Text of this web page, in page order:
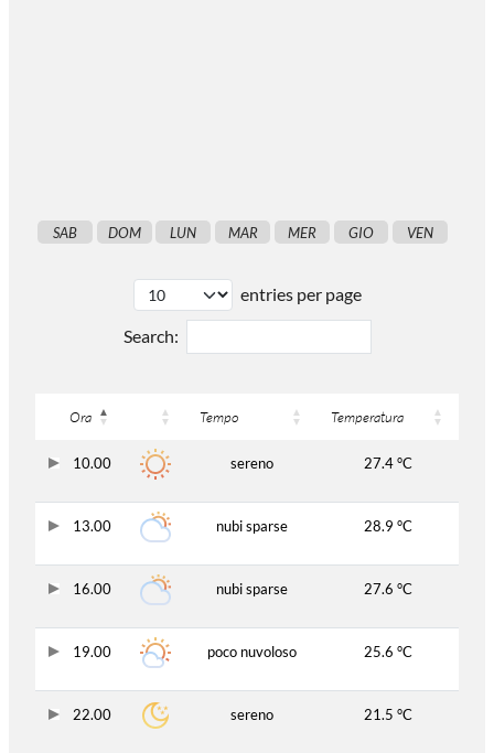
SAB DOM LUN MAR MER GIO VEN
entries per page
Search:
Ora Tempo Temperatura
10.00 sereno 27.4 °C
13.00 nubi sparse 28.9 °C
16.00 nubi sparse 27.6 °C
19.00 poco nuvoloso 25.6 °C
22.00 sereno 21.5 °C